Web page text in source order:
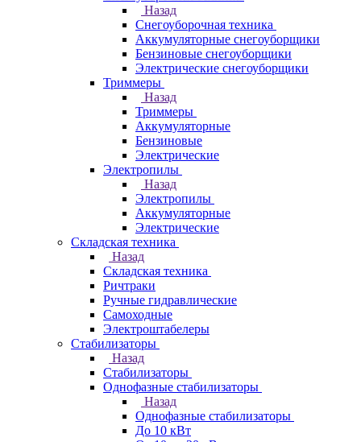
Назад
Снегоуборочная техника
Аккумуляторные снегоуборщики
Бензиновые снегоуборщики
Электрические снегоуборщики
Триммеры
Назад
Триммеры
Аккумуляторные
Бензиновые
Электрические
Электропилы
Назад
Электропилы
Аккумуляторные
Электрические
Складская техника
Назад
Складская техника
Ричтраки
Ручные гидравлические
Самоходные
Электроштабелеры
Стабилизаторы
Назад
Стабилизаторы
Однофазные стабилизаторы
Назад
Однофазные стабилизаторы
До 10 кВт